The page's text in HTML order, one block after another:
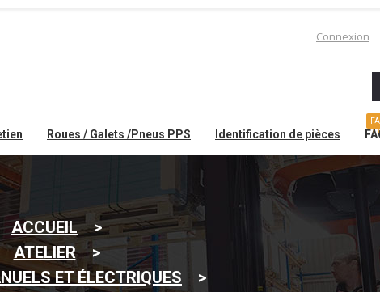
Connexion
Roues / Galets /Pneus PPS Identification de pièces
ACCUEIL
ATELIER
ET ÉLECTRIQUES